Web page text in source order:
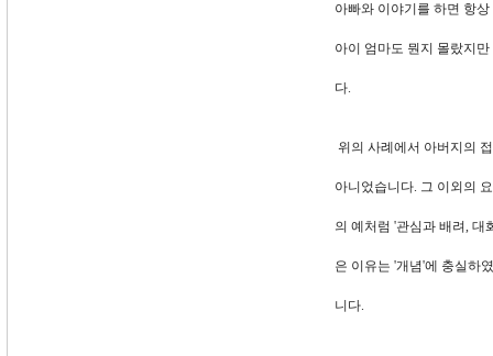
아빠와 이야기를 하면 항
아이 엄마도 뭔지 몰랐지
다.
위의 사례에서 아버지의
아니었습니다. 그 이외의
의 예처럼 '관심과 배려, 대
은 이유는 '개념'에 충실하
니다.